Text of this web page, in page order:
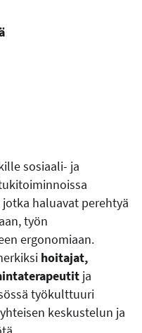
sosiaali- ja
haluavat perehtyä
työn
ergonomiaan.
hoitajat,
ja
työkulttuuri
keskustelun ja